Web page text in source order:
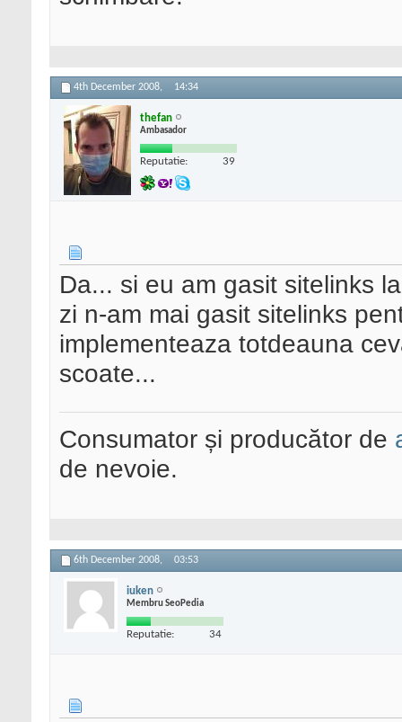
4th December 2008, 14:34
thefan
Ambasador
Reputatie: 39
Da... si eu am gasit sitelinks
zi n-am mai gasit sitelinks
implementeaza totdeauna
scoate...
Consumator și producător de
de nevoie.
6th December 2008, 03:53
iuken
Membru SeoPedia
Reputatie: 34